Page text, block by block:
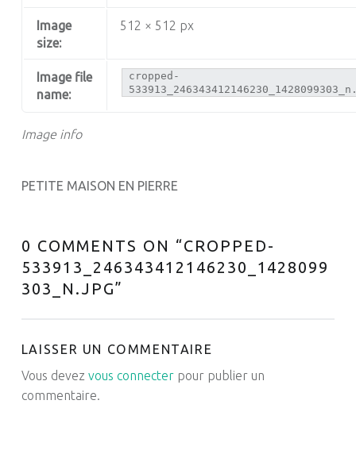
Image info
Image
size:
512 × 512 px
Image file
name:
cropped-
PETITE MAISON EN PIERRE
0 COMMENTS ON “CROPPED-
533913_246343412146230_1428099
303_N.JPG”
LAISSER UN COMMENTAIRE
Vous devez vous connecterpour publier un
commentaire.